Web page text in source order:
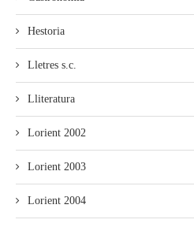
Hestoria
Lletres s.c.
Lliteratura
Lorient 2002
Lorient 2003
Lorient 2004